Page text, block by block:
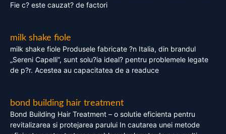
Fie c? este cauzat? de factori
milk shake fiole
milk shake fiole Produsele fabricate ?n Italia, din brandul
„Sereni Capelli”, sunt solu?ia ideal? pentru problemele legate
de p?r. Acestea au capacitatea de a readuce
bond building hair treatment
Bond Building Hair Treatment – o solutie eficienta pentru
revitalizarea si protejarea parului In cautarea unei metode